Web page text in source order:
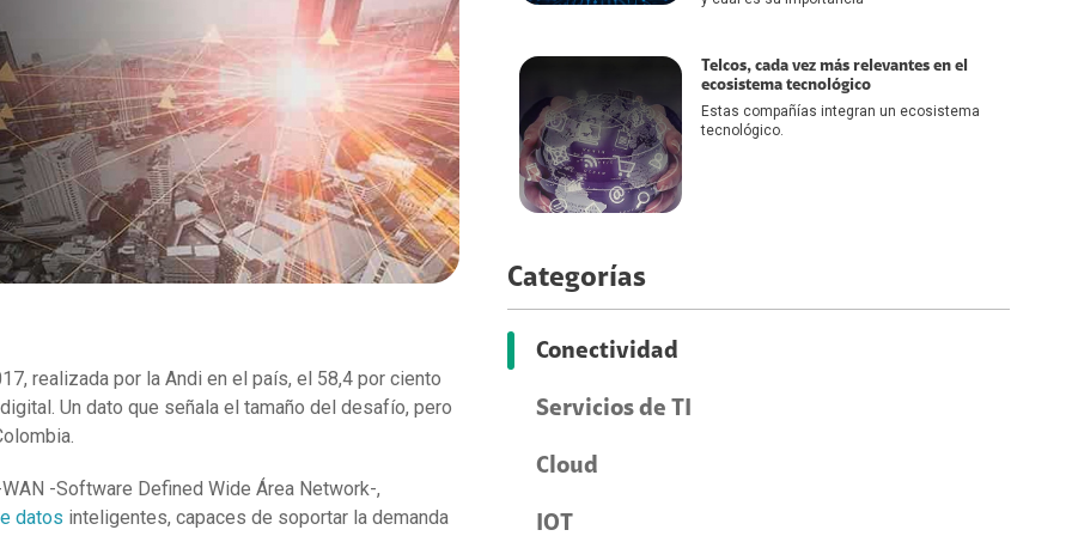
Center
de información
Datacenter
TI
ATL
Digital
Digital
Crediticio
por Demanda
de recursos en la nube
Estándar
Solution
Microsoft
realizada por la Andi en el país, el 58,4 por ciento
Un dato que señala el tamaño del desafío, pero
-Software Defined Wide Área Network-,
datos inteligentes, capaces de soportar la demanda
Telcos, cada vez más relevantes en el
ecosistema tecnológico
Estas compañías integran un ecosistema
tecnológico.
Categorías
Conectividad
Servicios de TI
Cloud
IOT